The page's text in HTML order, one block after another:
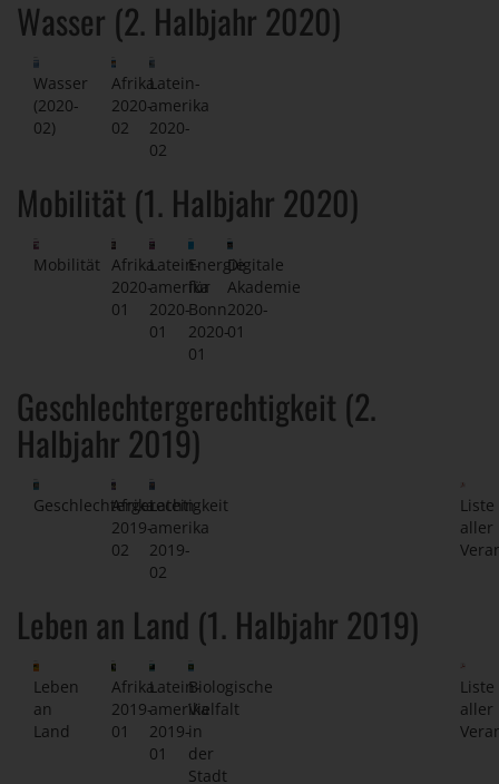
Wasser (2. Halbjahr 2020)
Wasser
(2020-
02)
Afrika
2020-
02
Latein-
amerika
2020-
02
Mobilität (1. Halbjahr 2020)
Mobilität Afrika
2020-
01
Latein-
amerika
2020-
01
Energie
für
Bonn
2020-
01
Digitale
Akademie
2020-
01
Geschlechtergerechtigkeit (2.
Halbjahr 2019)
Geschlechtergerechtigkeit
Afrika
2019-
02
Latein-
amerika
2019-
02
Liste
aller
Leben an Land (1. Halbjahr 2019)
Leben
an
Land
Afrika
2019-
01
Latein-
amerika
2019-
01
Biologische
Vielfalt
in
der
Stadt
Liste
aller